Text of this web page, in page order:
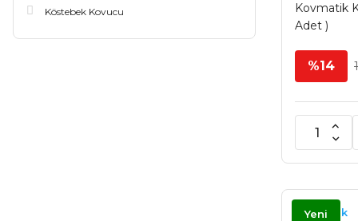
Köstebek Kovucu
Kovmatik
Adet )
%14
Yeni
Kovmatik